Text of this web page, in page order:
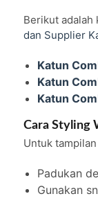
Berikut adalah
dan Supplier
Katun
Katun
Katun
Cara Styling
Untuk
Padukan
Gunakan